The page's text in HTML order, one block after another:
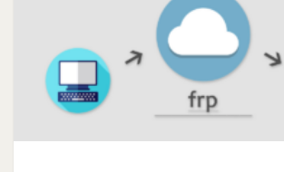
statistics provided by the kernel as
This means that vnStat won't actually be
traffic and also ensures light use of
regardless of network traffic rate. 本文是
环境下进行安装。 1、登录debian系统并